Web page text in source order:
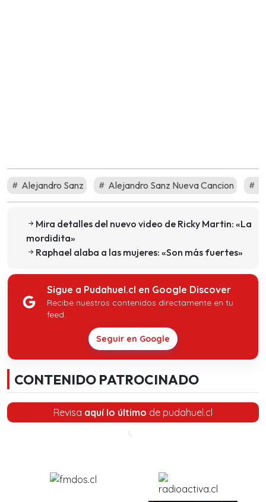
Alejandro Sanz Alejandro Sanz Nueva Cancion
Mira detalles del nuevo video de Ricky Martin: «La
mordidita»
Raphael alaba a las mujeres: «Son más fuertes»
Sigue a Pudahuel.cl en Google Discover
Recibe nuestros contenidos directamente en tu
feed.
Seguir en Google
CONTENIDO PATROCINADO
Revisa aquí lo último de pudahuel.cl